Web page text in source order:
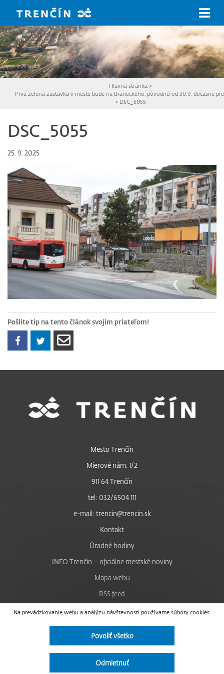
Hlavná stránka >
Prvá zelená zastávka v meste bude na Braneckého, pôvodnú od 30.9. dočasne
> DSC_5055
DSC_5055
25. 9. 2025
Pošlite tip na tento článok svojim priateľom!
Na prevádzkovanie webu a analýzu návštevnosti používame súbory cookies.
Povoliť všetko
Odmietnuť
Mesto Trenčín
Mierové nám. 1/2
911 64 Trenčín
tel: 032/6504 111
e-mail: trencin@trencin.sk
Kontakt
Úradné hodiny
INFO Trenčín – oficiálne mestské noviny
Mapa webu
RSS feed
Nastavenie cookies
Facebook
Instagram